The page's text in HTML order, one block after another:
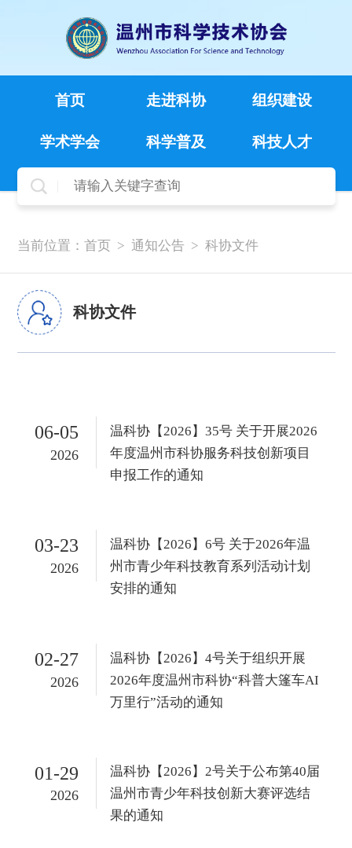
首页 走进科协 组织建设
学术学会 科学普及 科技人才
当前位置： 首页 > 通知公告 > 科协文件
科协文件
2026
06-05
温科协【2026】35号 关于开展2026
年度温州市科协服务科技创新项目
申报工作的通知
2026
03-23
温科协【2026】6号 关于2026年温
州市青少年科技教育系列活动计划
安排的通知
2026
02-27
温科协【2026】4号关于组织开展
2026年度温州市科协“科普大篷车AI
万里行”活动的通知
2026
01-29
温科协【2026】2号关于公布第40届
温州市青少年科技创新大赛评选结
果的通知